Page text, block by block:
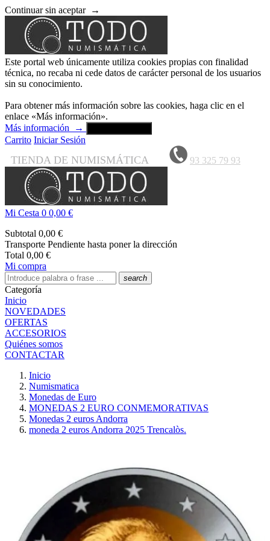
Continuar sin aceptar →
Este portal web únicamente utiliza cookies propias con finalidad
técnica, no recaba ni cede datos de carácter personal de los usuarios
sin su conocimiento.
Para obtener más información sobre las cookies, haga clic en el
enlace «Más información».
Más información
→
Carrito Iniciar Sesión
TIENDA DE NUMISMÁTICA 93 325 79 93
Mi Cesta 0 0,00 €
Subtotal 0,00 €
Transporte Pendiente hasta poner la dirección
Total 0,00 €
Mi compra
search
Categoría
Inicio
NOVEDADES
OFERTAS
ACCESORIOS
Quiénes somos
CONTACTAR
Inicio
Numismatica
Monedas de Euro
MONEDAS 2 EURO CONMEMORATIVAS
Monedas 2 euros Andorra
moneda 2 euros Andorra 2025 Trencalòs.